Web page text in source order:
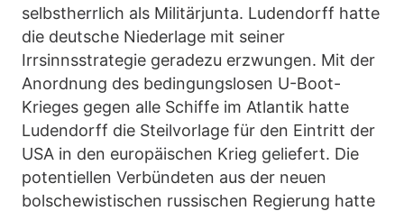
selbstherrlich als Militärjunta. Ludendorff hatte
die deutsche Niederlage mit seiner
Irrsinnsstrategie geradezu erzwungen. Mit der
Anordnung des bedingungslosen U-Boot-
Krieges gegen alle Schiffe im Atlantik hatte
Ludendorff die Steilvorlage für den Eintritt der
USA in den europäischen Krieg geliefert. Die
potentiellen Verbündeten aus der neuen
bolschewistischen russischen Regierung hatte